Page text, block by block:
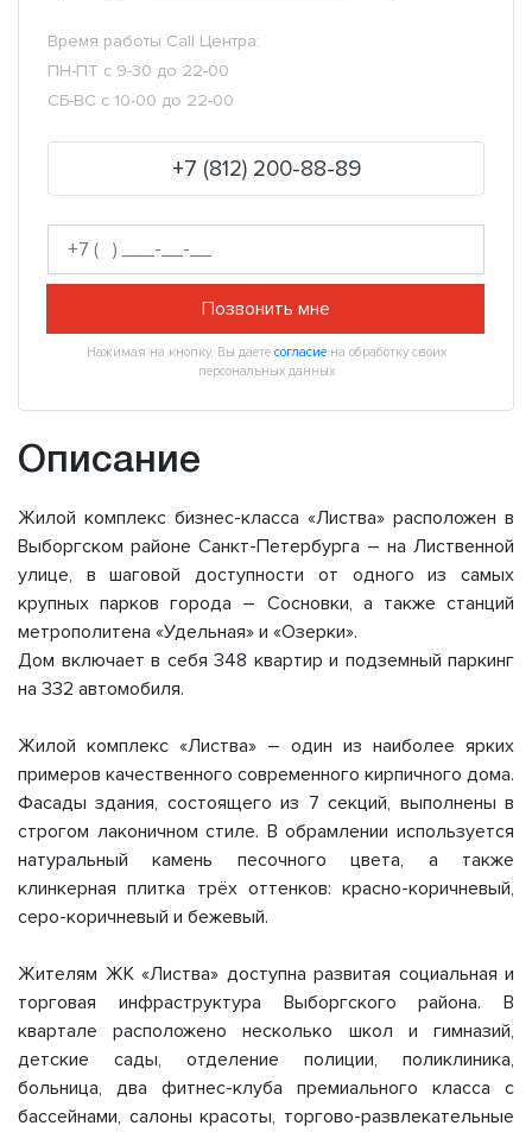
Время работы Call Центра:
ПН-ПТ с 9-30 до 22-00
СБ-ВС с 10-00 до 22-00
+7 (812) 200-88-89
Позвонить мне
Нажимая на кнопку, Вы даете согласиена обработку своих
персональных данных
Описание
Жилой комплекс бизнес-класса «Листва» расположен в
Выборгском районе Санкт-Петербурга – на Лиственной
улице, в шаговой доступности от одного из самых
крупных парков города – Сосновки, а также станций
метрополитена «Удельная» и «Озерки».
Дом включает в себя 348 квартир и подземный паркинг
на 332 автомобиля.
Жилой комплекс «Листва» – один из наиболее ярких
примеров качественного современного кирпичного дома.
Фасады здания, состоящего из 7 секций, выполнены в
строгом лаконичном стиле. В обрамлении используется
натуральный камень песочного цвета, а также
клинкерная плитка трёх оттенков: красно-коричневый,
серо-коричневый и бежевый.
Жителям ЖК «Листва» доступна развитая социальная и
торговая инфраструктура Выборгского района. В
квартале расположено несколько школ и гимназий,
детские сады, отделение полиции, поликлиника,
больница, два фитнес-клуба премиального класса с
бассейнами, салоны красоты, торгово-развлекательные